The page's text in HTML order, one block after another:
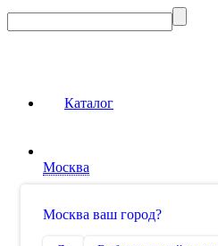
Каталог
Москва
Москва ваш город?
0
Избранное